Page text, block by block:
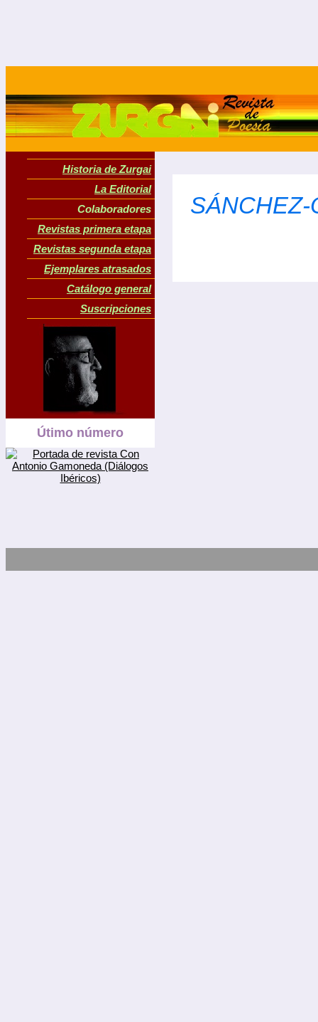
Historia de Zurgai
La Editorial
Colaboradores
Revistas primera etapa
Revistas segunda etapa
Ejemplares atrasados
Catálogo general
Suscripciones
Útimo número
SÁNCHEZ-